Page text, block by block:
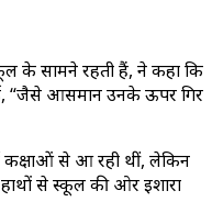
के सामने रहती हैं, ने कहा कि
“जैसे आसमान उनके ऊपर गिर
से आ रही थीं, लेकिन
से स्कूल की ओर इशारा